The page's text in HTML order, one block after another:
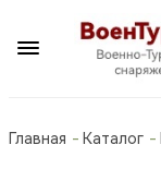
Главная Каталог